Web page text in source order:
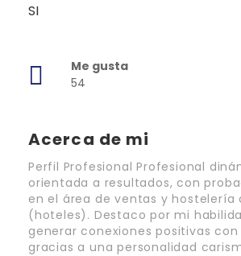
SI
Me gusta
54
Acerca de mi
Perfil Profesional Profesional
orientada a resultados, con
en el área de ventas y hostelería
(hoteles). Destaco por mi
generar conexiones positivas
gracias a una personalidad